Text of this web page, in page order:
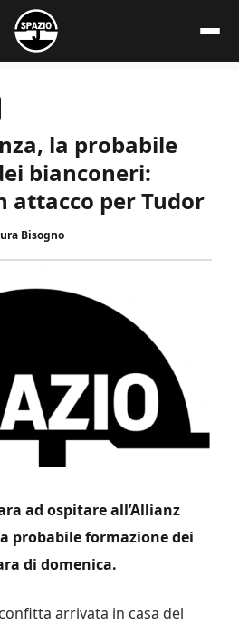
la probabile
bianconeri:
attacco per Tudor
Bisogno
ad ospitare all’Allianz
probabile formazione dei
di domenica.
arrivata in casa del